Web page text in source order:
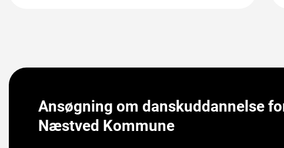
Ansøgning om danskuddannelse
Næstved Kommune